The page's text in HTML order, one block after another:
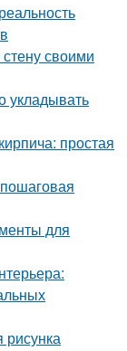
своими
укладывать
простая
для
рисунка